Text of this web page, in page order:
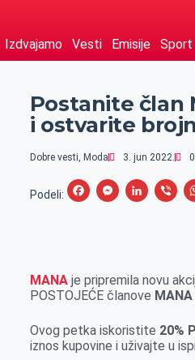
Izdvajamo Vesti Emisije Sport
Postanite član
i ostvarite
Dobre vesti, Moda 3. jun 2022.
Podeli:
F
b
o
o
k
M
e
n
g
e
L
e
d
I
n
V
r
MANAje pripremila novu
POSTOJEĆE članove MANA
Ovog petka iskoristite 20%
iznos kupovine i uživajte u